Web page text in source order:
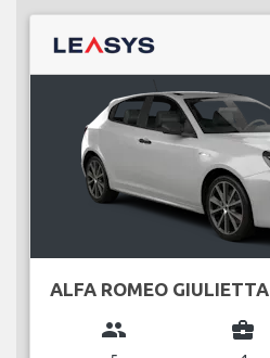
ALFA ROMEO GIULIETTA
group business_center